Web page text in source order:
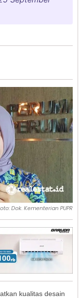
Dok. Kementerian PUPR
kualitas desain